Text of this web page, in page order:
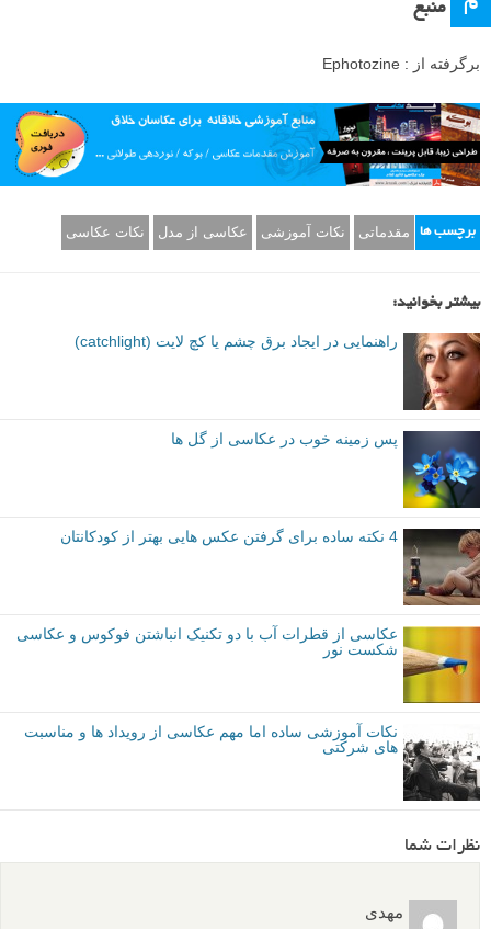
منبع
برگرفته از : Ephotozine
برچسب ها مقدماتی نکات آموزشی عکاسی از مدل نکات عکاسی
بیشتر بخوانید:
راهنمایی در ایجاد برق چشم یا کچ لایت (catchlight)
پس زمینه خوب در عکاسی از گل ها
4 نکته ساده برای گرفتن عکس هایی بهتر از کودکانتان
عکاسی از قطرات آب با دو تکنیک انباشتن فوکوس و عکاسی
شکست نور
نکات آموزشی ساده اما مهم عکاسی از رویداد ها و مناسبت
های شرکتی
نظرات شما
مهدی